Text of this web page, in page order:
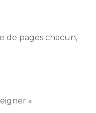
de pages chacun,
»